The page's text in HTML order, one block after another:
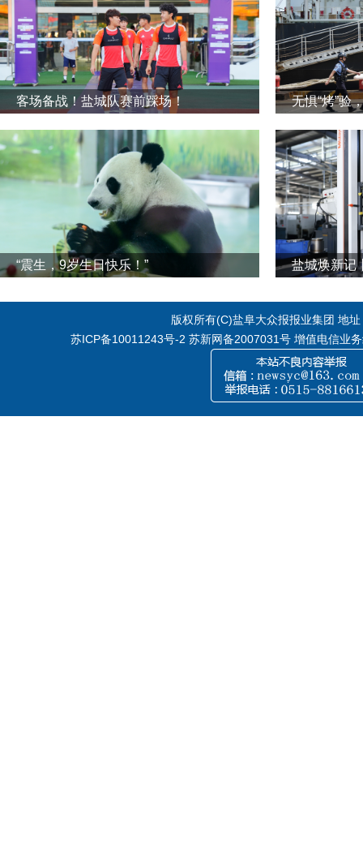
客场备战！盐城队赛前踩场！ 无惧“烤”验
“震生，9岁生日快乐！”
版权所有(C)盐阜大众报报业集团 地
苏ICP备10011243号-2 苏新网备2007031号 增值电信业